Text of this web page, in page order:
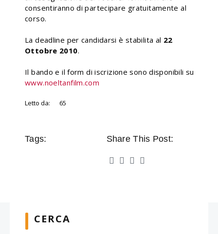
consentiranno di partecipare gratuitamente al
corso.
La deadline per candidarsi è stabilita al 22
Ottobre 2010.
Il bando e il form di iscrizione sono disponibili su
www.noeltanfilm.com
Letto da: 65
Tags: Share This Post:
CERCA